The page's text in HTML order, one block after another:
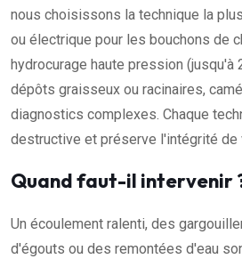
nous choisissons la technique la
ou électrique pour les bouchons de
hydrocurage haute pression (jusqu'à
dépôts graisseux ou racinaires,
diagnostics complexes. Chaque
destructive et préserve l'intégrité de
Quand faut-il intervenir
Un écoulement ralenti, des
d'égouts ou des remontées d'eau